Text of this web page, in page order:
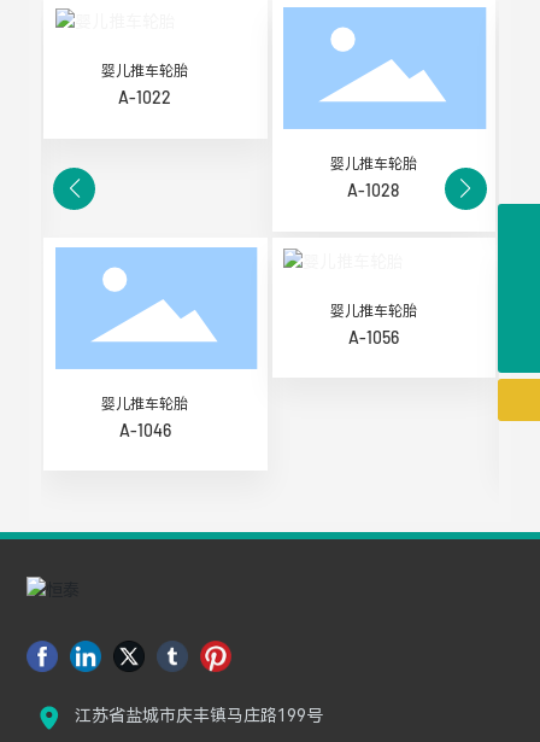
婴儿推车轮胎
A-1022
婴儿推车轮胎
A-1028
婴儿推车轮胎
A-1046
婴儿推车轮胎
A-1056
江苏省盐城市庆丰镇马庄路199号
hota@hotatyre.com